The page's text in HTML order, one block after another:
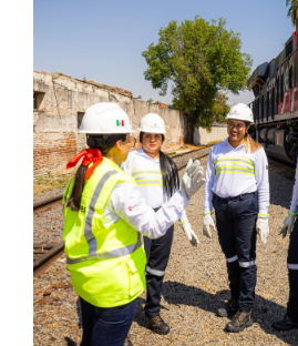
Español